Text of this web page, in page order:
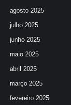
agosto 2025
julho 2025
junho 2025
maio 2025
abril 2025
março 2025
fevereiro 2025